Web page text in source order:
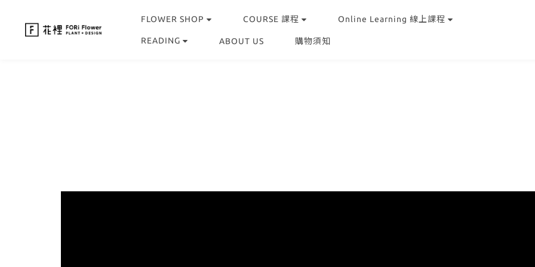
FLOWER SHOP COURSE 課程 Online Learning 線上課程
READING ABOUT US 購物須知